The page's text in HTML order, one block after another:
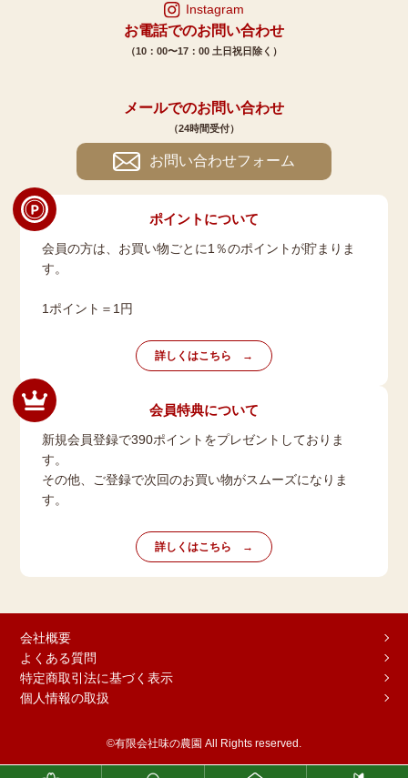
Instagram
お電話でのお問い合わせ
（10：00〜17：00 土日祝日除く）
メールでのお問い合わせ
（24時間受付）
お問い合わせフォーム
ポイントについて
会員の方は、お買い物ごとに1％のポイントが貯まりま
す。
1ポイント＝1円
詳しくはこちら
会員特典について
新規会員登録で390ポイントをプレゼントしておりま
す。
その他、ご登録で次回のお買い物がスムーズになりま
す。
詳しくはこちら
会社概要
よくある質問
特定商取引法に基づく表示
個人情報の取扱
©有限会社味の農園 All Rights reserved.